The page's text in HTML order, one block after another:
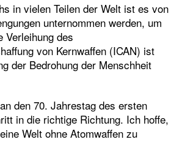
in vielen Teilen der Welt ist es von
unternommen werden, um
Verleihung des
von Kernwaffen (ICAN) ist
der Bedrohung der Menschheit
den 70. Jahrestag des ersten
in die richtige Richtung. Ich hoffe,
Welt ohne Atomwaffen zu